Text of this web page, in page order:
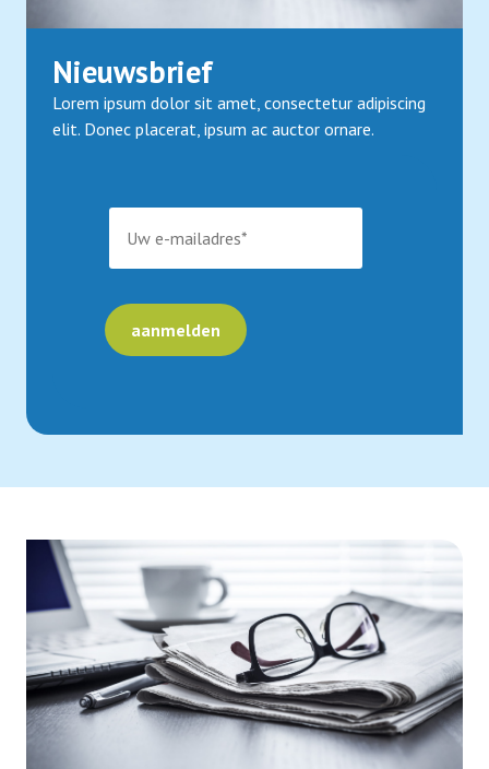
Nieuwsbrief
Lorem ipsum dolor sit amet, consectetur adipiscing
elit. Donec placerat, ipsum ac auctor ornare.
aanmelden